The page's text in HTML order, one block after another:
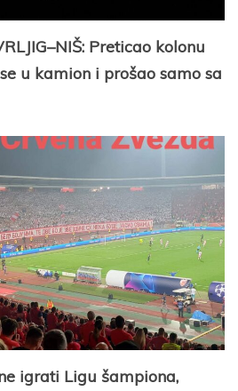
Preticao kolonu
u kamion i prošao samo sa
igrati Ligu šampiona,